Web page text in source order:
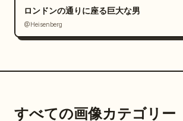
ロンドンの通りに座る巨大な男
@Heisenberg
すべての画像カテゴリー